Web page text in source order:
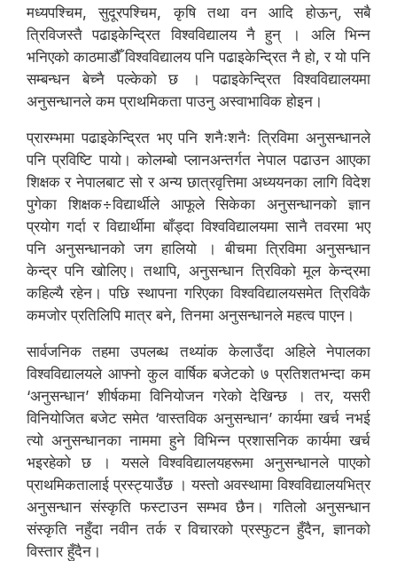
मध्यपश्चिम, सुदूरपश्चिम, कृषि तथा वन आदि होऊन्, सबै
त्रिविजस्तै पढाइकेन्द्रित विश्वविद्यालय नै हुन् । अलि भिन्न
भनिएको काठमाडौँ विश्वविद्यालय पनि पढाइकेन्द्रित नै हो, र यो पनि
सम्बन्धन बेच्नै पल्केको छ । पढाइकेन्द्रित विश्वविद्यालयमा
अनुसन्धानले कम प्राथमिकता पाउनु अस्वाभाविक होइन।
प्रारम्भमा पढाइकेन्द्रित भए पनि शनैःशनैः त्रिविमा अनुसन्धानले
पनि प्रविष्टि पायो। कोलम्बो प्लानअन्तर्गत नेपाल पढाउन आएका
शिक्षक र नेपालबाट सो र अन्य छात्रवृत्तिमा अध्ययनका लागि विदेश
पुगेका शिक्षक÷विद्यार्थीले आफूले सिकेका अनुसन्धानको ज्ञान
प्रयोग गर्दा र विद्यार्थीमा बाँड्दा विश्वविद्यालयमा सानै तवरमा भए
पनि अनुसन्धानको जग हालियो । बीचमा त्रिविमा अनुसन्धान
केन्द्र पनि खोलिए। तथापि, अनुसन्धान त्रिविको मूल केन्द्रमा
कहिल्यै रहेन। पछि स्थापना गरिएका विश्वविद्यालयसमेत त्रिविकै
कमजोर प्रतिलिपि मात्र बने, तिनमा अनुसन्धानले महत्व पाएन।
सार्वजनिक तहमा उपलब्ध तथ्यांक केलाउँदा अहिले नेपालका
विश्वविद्यालयले आफ्नो कुल वार्षिक बजेटको ७ प्रतिशतभन्दा कम
‘अनुसन्धान’ शीर्षकमा विनियोजन गरेको देखिन्छ । तर, यसरी
विनियोजित बजेट समेत ‘वास्तविक अनुसन्धान’ कार्यमा खर्च नभई
त्यो अनुसन्धानका नाममा हुने विभिन्न प्रशासनिक कार्यमा खर्च
भइरहेको छ । यसले विश्वविद्यालयहरूमा अनुसन्धानले पाएको
प्राथमिकतालाई प्रस्ट्याउँछ । यस्तो अवस्थामा विश्वविद्यालयभित्र
अनुसन्धान संस्कृति फस्टाउन सम्भव छैन। गतिलो अनुसन्धान
संस्कृति नहुँदा नवीन तर्क र विचारको प्रस्फुटन हुँदैन, ज्ञानको
विस्तार हुँदैन।